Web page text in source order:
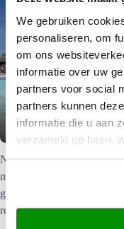
We gebruiken
personaliseren, om
om ons
informatie over uw
partners voor social
partners kunnen
informatie die u aan
verzameld op basis
Vanua Levu in
Natuureiland Vanua Levu
maar minder bezocht door
gedomineerd door
regenwoud.